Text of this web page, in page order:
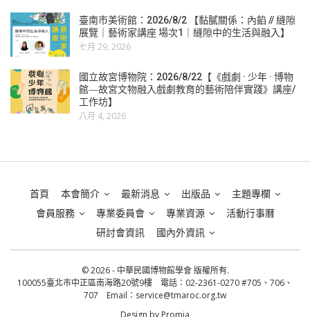
臺南市美術館：2026/8/2 【黏膩關係：內餡 // 縫隙
展覽｜藝術家講座 場次1｜縫隙中的生活與融入】
七月 29, 2026
國立故宮博物院：2026/8/22【《戲劇 · 少年 · 博物
館―故宮文物融入戲劇教育的藝術陪伴實踐》講座/
工作坊】
八月 4, 2026
首頁 本會簡介 最新消息 出版品
主題專欄
會員服務
專業委員會 專業資源
活動行事曆
研討會資訊
國內外資訊
© 2026 - 中華民國博物館學會 版權所有.
100055臺北市中正區南海路20號9樓 電話：02-2361-0270 #705、706、
707 Email： service@tmaroc.org.tw
Design by Promia